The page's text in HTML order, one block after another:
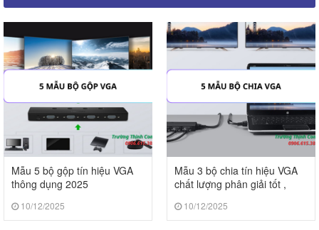
Mẫu 5 bộ gộp tín hiệu VGA
thông dụng 2025
10/12/2025
Mẫu 3 bộ chia tín hiệu VGA
chất lượng phân giải tốt ,
10/12/2025